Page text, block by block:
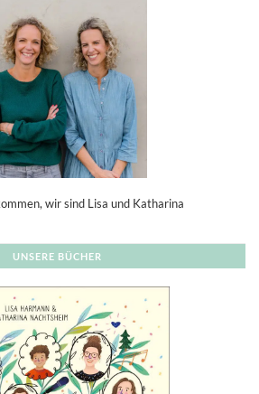
wir sind Lisa und Katharina
UNSERE BÜCHER